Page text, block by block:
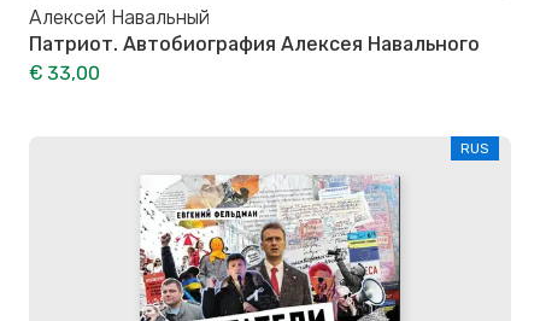
Алексей Навальный
Патриот. Автобиография Алексея Навального
€ 33,00
RUS